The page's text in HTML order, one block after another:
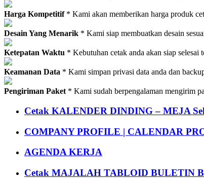
Harga Kompetitif* Kami akan memberikan harga produk
Desain Yang Menarik * Kami siap membuatkan desain
Ketepatan Waktu * Kebutuhan cetak anda akan siap selesai
Keamanan Data * Kami simpan privasi data anda dan
Pengiriman Paket * Kami sudah berpengalaman mengirim
Cetak KALENDER DINDING – MEJA
COMPANY PROFILE | CALENDAR
AGENDA KERJA
Cetak MAJALAH TABLOID BULETIN